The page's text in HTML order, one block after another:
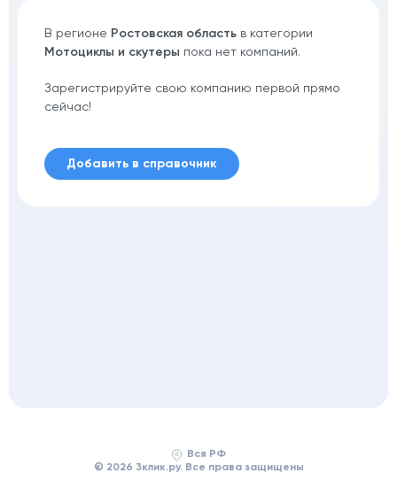
В регионе Ростовская область в категории
Мотоциклы и скутеры пока нет компаний.
Зарегистрируйте свою компанию первой прямо
сейчас!
Добавить в справочник
Вся РФ
© 2026 3клик.ру. Все права защищены